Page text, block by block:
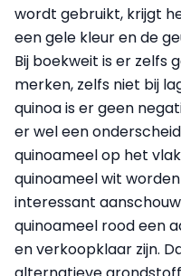
wordt gebruikt, krijgt
een gele kleur en de
Bij boekweit is er zelfs
merken, zelfs niet bij
quinoa is er geen
er wel een
quinoameel op het
quinoameel wit
interessant
quinoameel rood een
en verkoopklaar zijn.